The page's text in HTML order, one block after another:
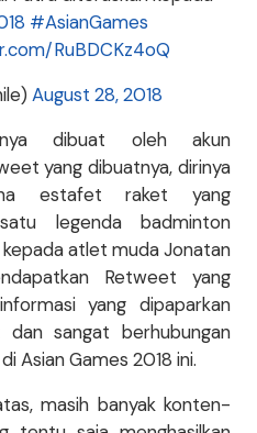
#AsianGames
RuBDCKz4oQ
August 28, 2018
dibuat oleh akun
yang dibuatnya, dirinya
estafet raket yang
legenda badminton
kepada atlet muda Jonatan
Retweet yang
yang dipaparkan
sangat berhubungan
Asian Games 2018 ini.
masih banyak konten-